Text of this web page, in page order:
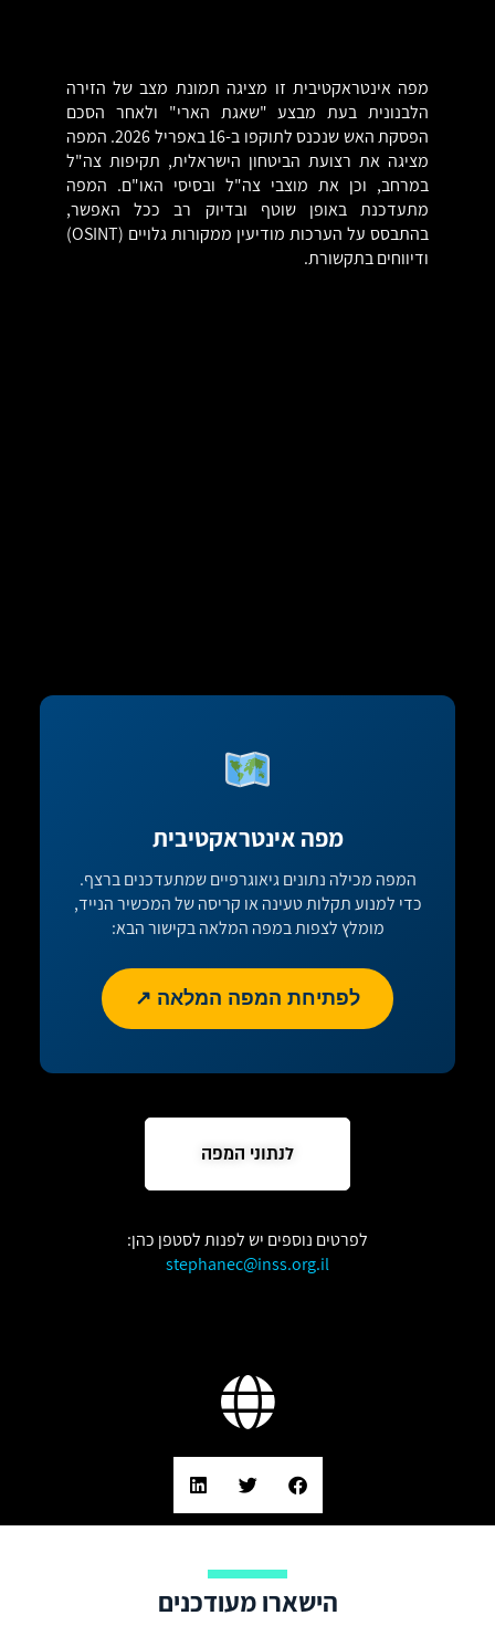
מפה אינטראקטיבית זו מציגה תמונת מצב של הזירה
הלבנונית בעת מבצע "שאגת הארי" ולאחר הסכם
הפסקת האש שנכנס לתוקפו ב-16 באפריל 2026. המפה
מציגה את רצועת הביטחון הישראלית, תקיפות צה"ל
במרחב, וכן את מוצבי צה"ל ובסיסי האו"ם. המפה
מתעדכנת באופן שוטף ובדיוק רב ככל האפשר,
בהתבסס על הערכות מודיעין ממקורות גלויים (OSINT)
ודיווחים בתקשורת.
מפה אינטראקטיבית
המפה מכילה נתונים גיאוגרפיים שמתעדכנים ברצף.
כדי למנוע תקלות טעינה או קריסה של המכשיר הנייד,
מומלץ לצפות במפה המלאה בקישור הבא:
לפתיחת המפה המלאה ↗
לנתוני המפה
לפרטים נוספים יש לפנות לסטפן כהן:
stephanec@inss.org.il
הישארו מעודכנים